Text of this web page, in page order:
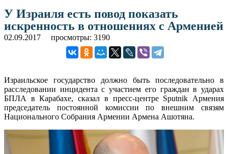
У Израиля есть повод показать
искренность в отношениях с Арменией
02.09.2017 просмотры: 3190
Израильское государство должно быть последовательно в
расследовании инцидента с участием его граждан в ударах
БПЛА в Карабахе, сказал в пресс-центре Sputnik Армения
председатель постоянной комиссии по внешним связям
Национального Собрания Армении Армена Ашотяна.